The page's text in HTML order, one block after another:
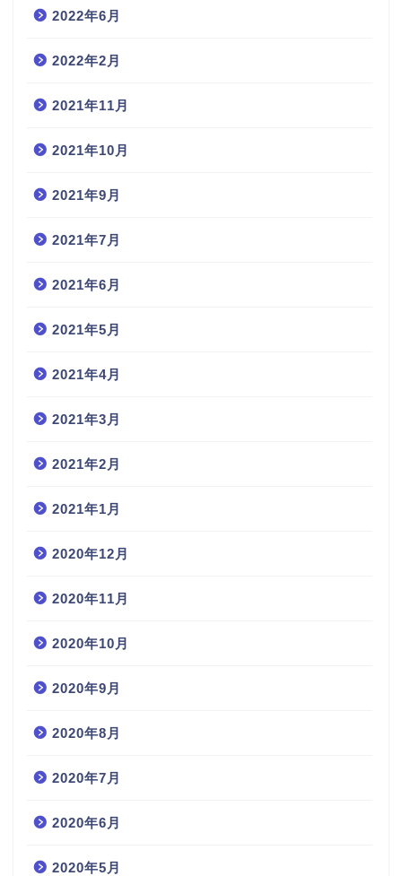
2022年6月
2022年2月
2021年11月
2021年10月
2021年9月
2021年7月
2021年6月
2021年5月
2021年4月
2021年3月
2021年2月
2021年1月
2020年12月
2020年11月
2020年10月
2020年9月
2020年8月
2020年7月
2020年6月
2020年5月